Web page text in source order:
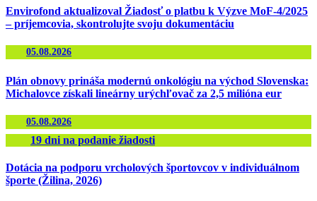
Envirofond aktualizoval Žiadosť o platbu k Výzve MoF-4/2025
– príjemcovia, skontrolujte svoju dokumentáciu
05.08.2026
Plán obnovy prináša modernú onkológiu na východ Slovenska:
Michalovce získali lineárny urýchľovač za 2,5 milióna eur
05.08.2026
19 dni na podanie žiadosti
Dotácia na podporu vrcholových športovcov v individuálnom
športe (Žilina, 2026)